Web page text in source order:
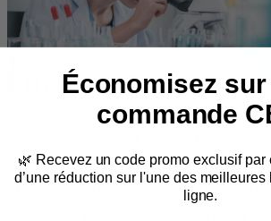
pileux consistent à analyser un
cheveux, généralement prélevé sur
Économisez
commande
🌿 Recevez un code promo exclusif par
d’une réduction sur l'une des
ligne.